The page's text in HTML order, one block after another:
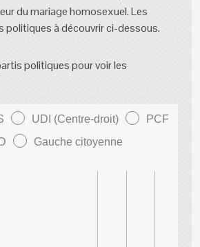
du mariage homosexuel. Les
politiques à découvrir ci-dessous.
politiques pour voir les
UDI (Centre-droit)
PCF
Gauche citoyenne